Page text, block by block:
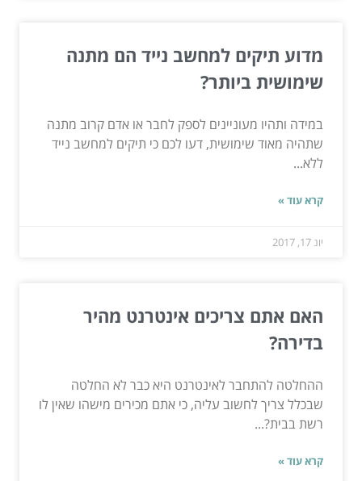
מדוע תיקים למחשב נייד הם מתנה
שימושית ביותר?
במידה ותהיו מעוניינים לספק לחבר או אדם קרוב מתנה
שתהיה מאוד שימושית, דעו לכם כי תיקים למחשב נייד
ללא...
קרא עוד »
יונ 17, 2017
האם אתם צריכים אינטרנט מהיר
בדירה?
ההחלטה להתחבר לאינטרנט היא כבר לא החלטה
שבכלל צריך לחשוב עליה, כי אתם מכירים מישהו שאין לו
רשת בבית?...
קרא עוד »